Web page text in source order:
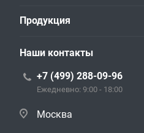
Продукция
Наши контакты
+7 (499) 288-09-96
Ежедневно: 9:00 - 18:00
Москва